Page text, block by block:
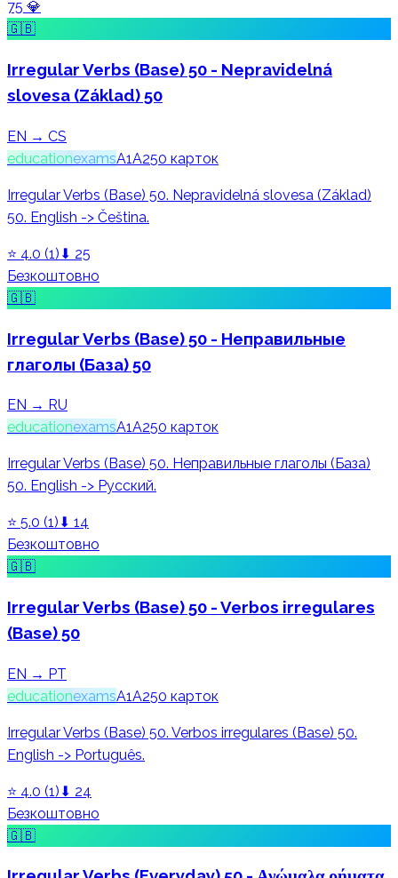
75 💎
🇬🇧
Irregular Verbs (Base) 50 - Nepravidelná
slovesa (Základ) 50
EN → CS
educationexamsA1A250 карток
Irregular Verbs (Base) 50. Nepravidelná slovesa (Základ)
50. English -> Čeština.
⭐ 4.0 (1 ) ⬇ 25
Безкоштовно
🇬🇧
Irregular Verbs (Base) 50 - Неправильные
глаголы (База) 50
EN → RU
educationexamsA1A250 карток
Irregular Verbs (Base) 50. Неправильные глаголы (База)
50. English -> Русский.
⭐ 5.0 (1) ⬇ 14
Безкоштовно
🇬🇧
Irregular Verbs (Base) 50 - Verbos irregulares
(Base) 50
EN → PT
educationexamsA1A250 карток
Irregular Verbs (Base) 50. Verbos irregulares (Base) 50.
English -> Português.
⭐ 4.0 (1 ) ⬇ 24
Безкоштовно
🇬🇧